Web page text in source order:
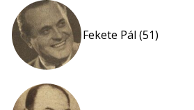
Fekete Pál (51)